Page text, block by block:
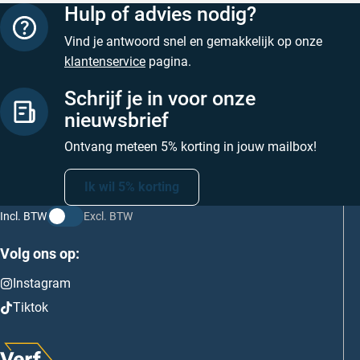
Hulp of advies nodig?
Vind je antwoord snel en gemakkelijk op onze
klantenservice pagina.
Schrijf je in voor onze
nieuwsbrief
Ontvang meteen 5% korting in jouw mailbox!
Ik wil 5% korting
Incl. BTW Excl. BTW
Volg ons op:
Instagram
Tiktok